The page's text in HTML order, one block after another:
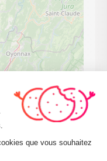
du
que vous souhaitez